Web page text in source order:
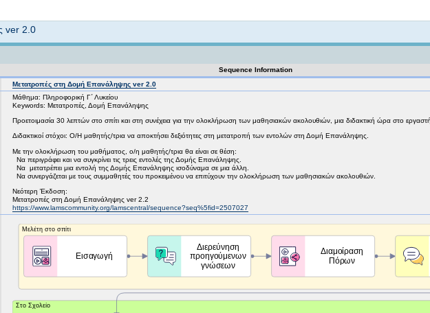
ver 2.0
Sequence Information
Μετατροπές στη Δομή Επανάληψης ver 2.0
Μάθημα: Πληροφορική Γ΄ Λυκείου
Keywords: Μετατροπές, Δομή Επανάληψης
Προετοιμασία 30 λεπτών στο σπίτι και στη συνέχεια για την ολοκλήρωση των μαθησιακών ακολουθιών, μια διδακτική ώρα στο
Διδακτικοί στόχοι: Ο/Η μαθητής/τρια να αποκτήσει δεξιότητες στη μετατροπή των εντολών στη Δομή Επανάληψης.
Με την ολοκλήρωση του μαθήματος, ο/η μαθητής/τρια θα είναι σε θέση:
Να περιγράφει και να συγκρίνει τις τρεις εντολές της Δομής Επανάληψης.
Να μετατρέπει μια εντολή της Δομής Επανάληψης ισοδύναμα σε μια άλλη.
Να συνεργάζεται με τους συμμαθητές του προκειμένου να επιτύχουν την ολοκλήρωση των μαθησιακών ακολουθιών.
Νεότερη Έκδοση:
Μετατροπές στη Δομή Επανάληψης ver 2.2
https://www.lamscommunity.org/lamscentral/sequence?seq%5fid=2507027